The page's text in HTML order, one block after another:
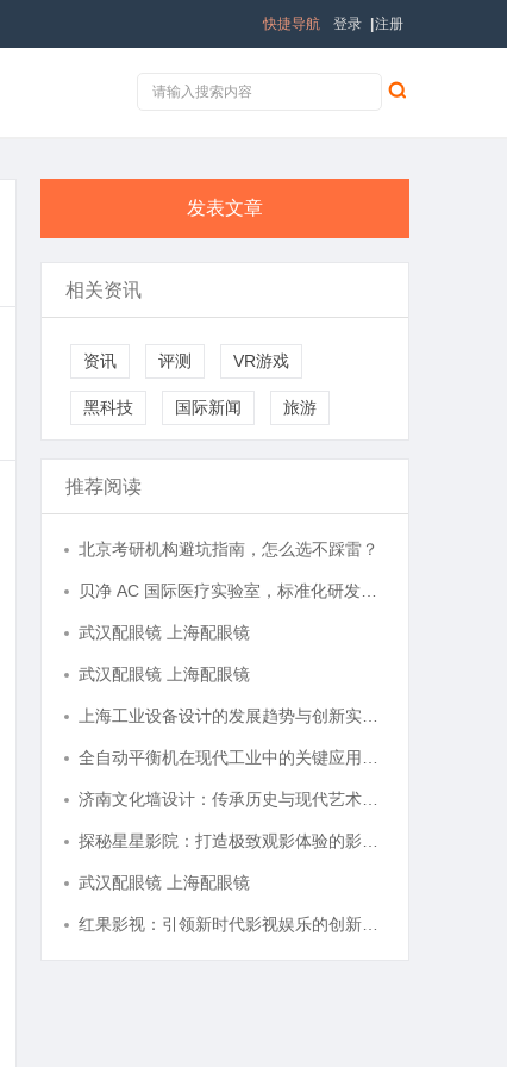
登录 注册
快捷导航
发表文章
相关资讯
资讯 评测 VR游戏
黑科技 国际新闻 旅游
推荐阅读
北京考研机构避坑指南，怎么选不踩雷？
武汉配眼镜 上海配眼镜
武汉配眼镜 上海配眼镜
武汉配眼镜 上海配眼镜